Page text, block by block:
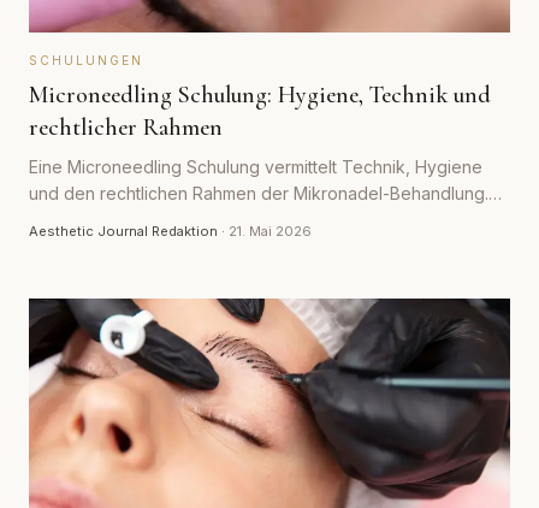
SCHULUNGEN
Microneedling Schulung: Hygiene, Technik und
rechtlicher Rahmen
Eine Microneedling Schulung vermittelt Technik, Hygiene
und den rechtlichen Rahmen der Mikronadel-Behandlung.
Aesthetic Journal Redaktion · 21. Mai 2026